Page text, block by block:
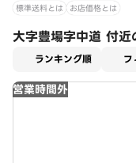
標準送料とは お店価格とは
大字豊場字中道 付近
ランキング順 フ
営業時間外